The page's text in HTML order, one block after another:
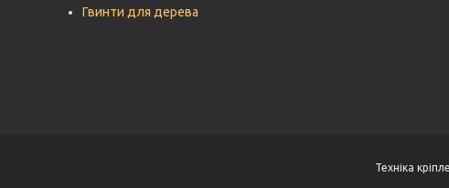
Гвинти для дерева